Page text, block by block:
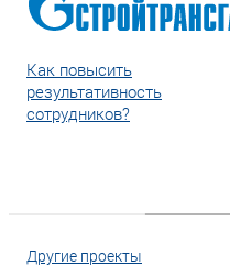
Как повысить
результативность
сотрудников?
Другие проекты